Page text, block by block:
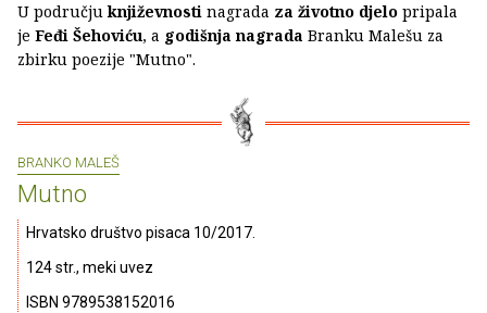
U područjuknjiževnosti nagrada za životno djelo pripala
je Feđi Šehoviću, a godišnja nagrada Branku Malešu za
zbirku poezije "Mutno".
BRANKO MALEŠ
Mutno
Hrvatsko društvo pisaca 10/2017.
124 str., meki uvez
ISBN 9789538152016